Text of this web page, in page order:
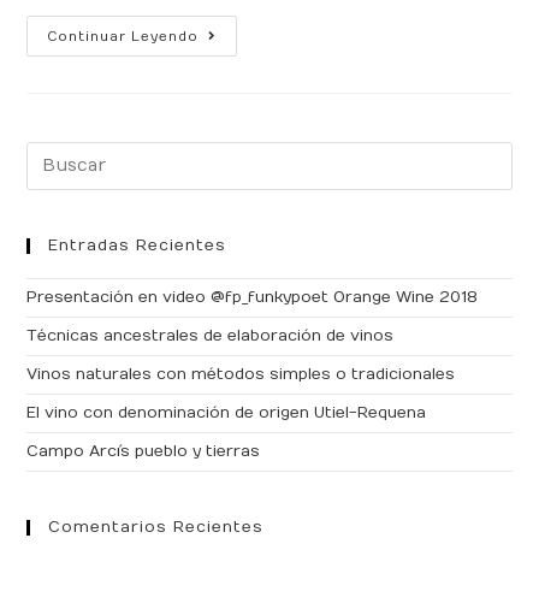
Continuar Leyendo
naturales
Entradas Recientes
Presentación en video @fp_funkypoet Orange Wine 2018
Técnicas ancestrales de elaboración de vinos
Vinos naturales con métodos simples o tradicionales
El vino con denominación de origen Utiel-Requena
Campo Arcís pueblo y tierras
Comentarios Recientes